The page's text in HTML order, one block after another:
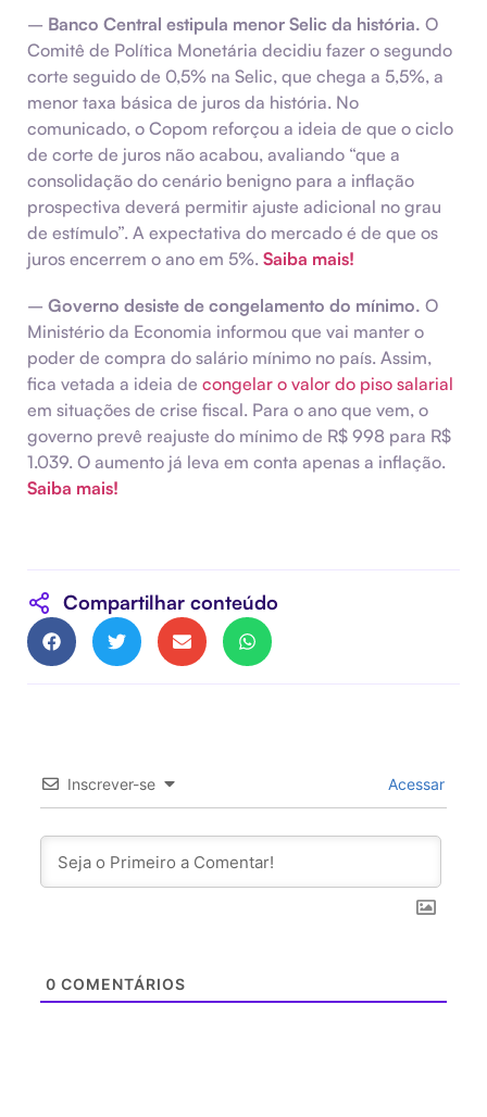
– Banco Central estipula menor Selic da história. O
Comitê de Política Monetária decidiu fazer o segundo
corte seguido de 0,5% na Selic, que chega a 5,5%, a
menor taxa básica de juros da história. No
comunicado, o Copom reforçou a ideia de que o ciclo
de corte de juros não acabou, avaliando “que a
consolidação do cenário benigno para a inflação
prospectiva deverá permitir ajuste adicional no grau
de estímulo”. A expectativa do mercado é de que os
juros encerrem o ano em 5%. Saiba mais!
– Governo desiste de congelamento do mínimo. O
Ministério da Economia informou que vai manter o
poder de compra do salário mínimo no país. Assim,
fica vetada a ideia de congelar o valor do piso salarial
em situações de crise fiscal. Para o ano que vem, o
governo prevê reajuste do mínimo de R$ 998 para R$
1.039. O aumento já leva em conta apenas a inflação.
Saiba mais!
Compartilhar conteúdo
Inscrever-se Acessar
0 COMENTÁRIOS